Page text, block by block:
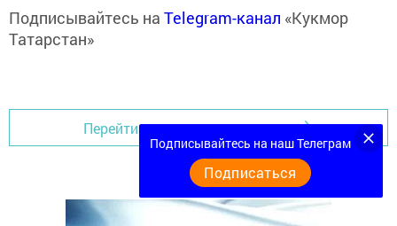
Подписывайтесь на Telegram-канал «Кукмор
Татарстан»
Перейти на страницу новости
Подписывайтесь на наш Телеграм
Подписаться